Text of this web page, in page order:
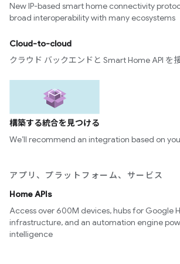
New IP-based smart home connectivity
broad interoperability with many ecosystems
Cloud-to-cloud
クラウド バックエンドと Smart Home API を
構築する統合を見つける
We’ll recommend an integration based on
アプリ、プラットフォーム、サービス
Home APIs
Access over 600M devices, hubs for Google
infrastructure, and an automation engine
intelligence